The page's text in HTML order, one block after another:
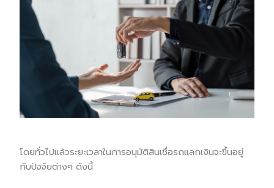
โดยทั่วไปแล้วระยะเวลาในการอนุมัติสินเชื่อรถแลกเงินจะขึ้นอยู่
กับปัจจัยต่างๆ ดังนี้